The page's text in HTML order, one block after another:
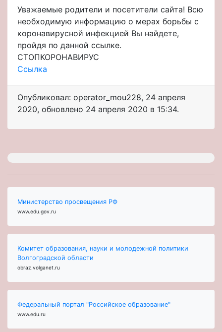
Уважаемые родители и посетители сайта! Всю
необходимую информацию о мерах борьбы с
коронавирусной инфекцией Вы найдете,
пройдя по данной ссылке.
CТОПКОРОНАВИРУС
Ссылка
Опубликовал: operator_mou228, 24 апреля
2020, обновлено 24 апреля 2020 в 15:34.
Министерство просвещения РФ
www.edu.gov.ru
Комитет образования, науки и молодежной политики
Волгоградской области
obraz.volganet.ru
Федеральный портал "Российское образование"
www.edu.ru